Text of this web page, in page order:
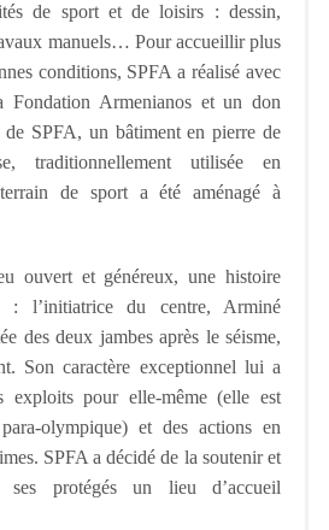
de sport et de loisirs : dessin,
manuels… Pour accueillir plus
conditions, SPFA a réalisé avec
Fondation Armenianos et un don
de SPFA, un bâtiment en pierre de
traditionnellement utilisée en
de sport a été aménagé à
ouvert et généreux, une histoire
: l’initiatrice du centre, Arminé
des deux jambes après le séisme,
Son caractère exceptionnel lui a
pour elle-même (elle est
olympique) et des actions en
SPFA a décidé de la soutenir et
protégés un lieu d’accueil